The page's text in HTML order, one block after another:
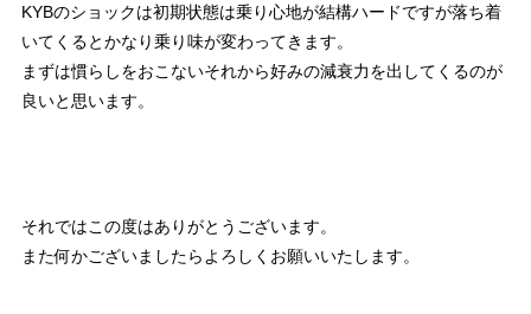
KYBのショックは初期状態は乗り心地が結構ハードですが落ち着
いてくるとかなり乗り味が変わってきます。
まずは慣らしをおこないそれから好みの減衰力を出してくるのが
良いと思います。
それではこの度はありがとうございます。
また何かございましたらよろしくお願いいたします。